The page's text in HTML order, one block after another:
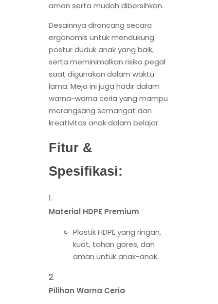
aman serta mudah dibersihkan.
Desainnya dirancang secara
ergonomis untuk mendukung
postur duduk anak yang baik,
serta meminimalkan risiko pegal
saat digunakan dalam waktu
lama. Meja ini juga hadir dalam
warna-warna ceria yang mampu
merangsang semangat dan
kreativitas anak dalam belajar.
Fitur &
Spesifikasi:
Material HDPE Premium
Plastik HDPE yang ringan,
kuat, tahan gores, dan
aman untuk anak-anak.
Pilihan Warna Ceria